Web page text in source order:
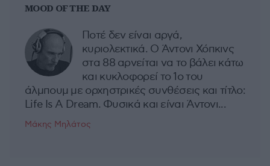
MOOD OF THE DAY
Ποτέ δεν είναι αργά,
κυριολεκτικά. Ο Άντονι Χόπκινς
στα 88 αρνείται να το βάλει κάτω
και κυκλοφορεί το 1ο του
άλμπουμ με ορχηστρικές συνθέσεις και τίτλο:
Life Is A Dream. Φυσικά και είναι Άντονι...
Μάκης Μηλάτος